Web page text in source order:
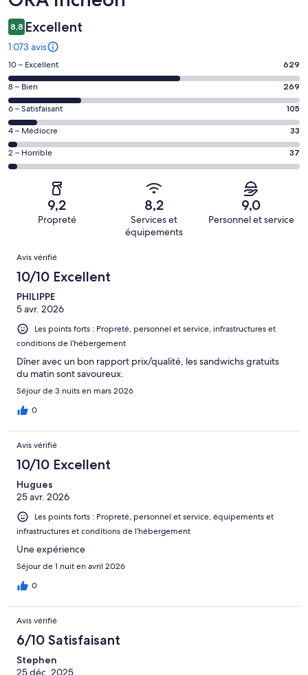
8,8 Excellent
1 073 avis
Note
des
voyageurs
de 10
(Excellent),
d’après 629 avis
sur 1073.
10 – Excellent 629
Note
des
voyageurs
de 8
(Bien),
d’après 269 avis
8 – Bien 269
Note
des
voyageurs
de 6
(Satisfaisant),
d’après 105 avis
6 – Satisfaisant 105
Note
des
voyageurs
(Médiocre),
d’après 33 avis
sur 1073.
4 – Médiocre 33
Note
des
voyageurs
(Horrible),
d’après 37 avis
2 – Horrible 37
9,2
Propreté
8,2
Services et
équipements
9,0
Personnel et service
Avis
Avis vérifié
10/10 Excellent
PHILIPPE
5 avr. 2026
Les points forts : Propreté, personnel et service, infrastructures et
conditions de l’hébergement
Dîner avec un bon rapport prix/qualité, les sandwichs gratuits
du matin sont savoureux.
Séjour de 3 nuits en mars 2026
0
Avis vérifié
10/10 Excellent
Hugues
25 avr. 2026
Les points forts : Propreté, personnel et service, équipements et
infrastructures et conditions de l’hébergement
Une expérience
Séjour de 1 nuit en avril 2026
0
Avis vérifié
6/10 Satisfaisant
Stephen
25 déc. 2025